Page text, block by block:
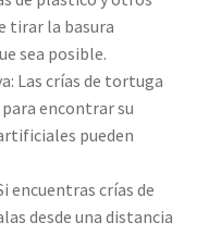
tirar la basura
sea posible.
Las crías de tortuga
encontrar su
pueden
encuentras crías de
desde una distancia